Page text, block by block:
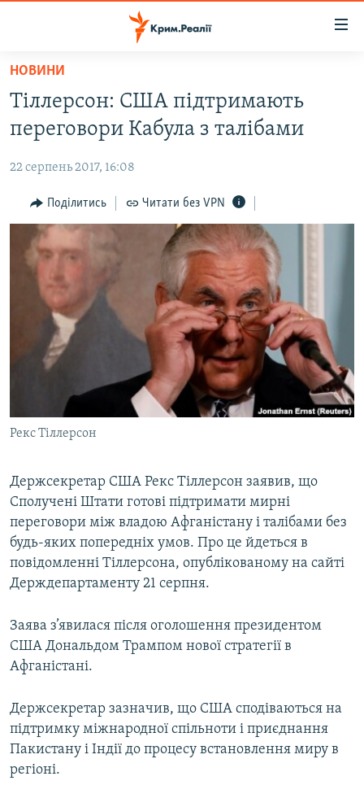
Перейти
основного
матеріалу
Перейти
до
навігації
Перейти
пошуку
ВОДА.КРИМ
ВІДЕО ТА ФОТО
ПОЛІТИКА
БЛОГИ
ПОГЛЯД
ІНТЕРВ'Ю
ВСЕ ЗА ДЕНЬ
СПЕЦПРОЕКТИ
ДЕПОРТАЦІЯ
ВІДЕОУРОКИ «ELIFBE»
СВІДЧЕННЯ ОКУПАЦІЇ
УКРАЇНСЬКА ПРОБЛЕМА КРИМУ
ЯК ОБІЙТИ БЛОКУВАННЯ
Qırımtatar
Усі сайти RFE/RL
НОВИНИ
Тіллерсон: США підтримають
переговори Кабула з талібами
22 серпень 2017, 16:08
Поділитись Читати без VPN
Рекс Тіллерсон
Держсекретар США Рекс Тіллерсон заявив, що
Сполучені Штати готові підтримати мирні
переговори між владою Афганістану і талібами без
будь-яких попередніх умов. Про це йдеться в
повідомленні Тіллерсона, опублікованому на сайті
Держдепартаменту 21 серпня.
Заява з’явилася після оголошення президентом
США Дональдом Трампом нової стратегії в
Афганістані.
Держсекретар зазначив, що США сподіваються на
підтримку міжнародної спільноти і приєднання
Пакистану і Індії до процесу встановлення миру в
регіоні.